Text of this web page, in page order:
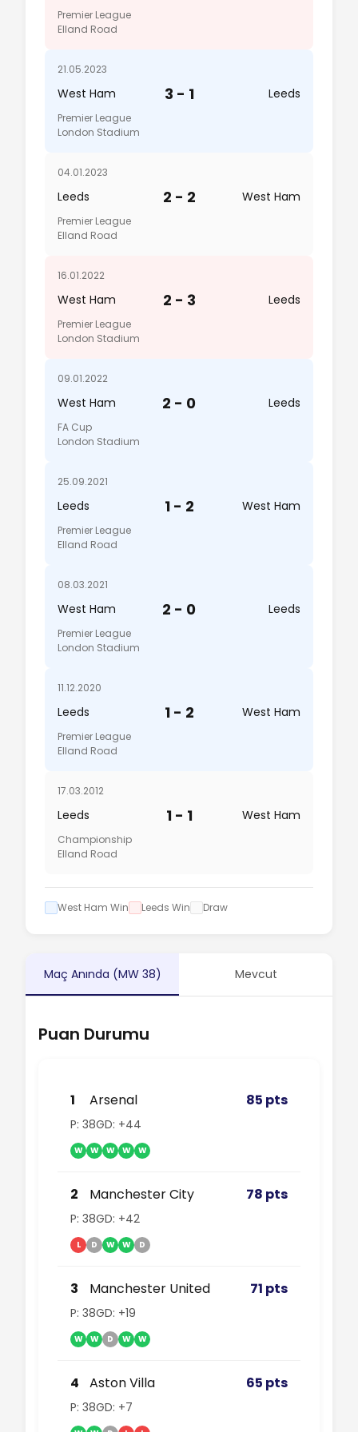
Premier League
Elland Road
21.05.2023
West Ham 3 - 1 Leeds
Premier League
London Stadium
04.01.2023
Leeds 2 - 2 West Ham
Premier League
Elland Road
16.01.2022
West Ham 2 - 3 Leeds
Premier League
London Stadium
09.01.2022
West Ham 2 - 0 Leeds
FA Cup
London Stadium
25.09.2021
Leeds 1 - 2 West Ham
Premier League
Elland Road
08.03.2021
West Ham 2 - 0 Leeds
Premier League
London Stadium
11.12.2020
Leeds 1 - 2 West Ham
Premier League
Elland Road
17.03.2012
Leeds 1 - 1 West Ham
Championship
Elland Road
West Ham Win Leeds Win Draw
Maç Anında (MW 38) Mevcut
Puan Durumu
1 Arsenal 85 pts
P: 38GD: +44
W W W W W
2 Manchester City 78 pts
P: 38GD: +42
L D W W D
3 Manchester United 71 pts
P: 38GD: +19
W W D W W
4 Aston Villa 65 pts
P: 38GD: +7